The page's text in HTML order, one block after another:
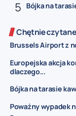
Bójka na
Chętnie
Brussels Airport z
Europejska akcja
dlaczego...
Bójka na tarasie
Poważny wypadek